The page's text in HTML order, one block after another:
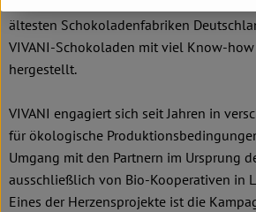
ältesten Schokoladenfabriken
VIVANI-Schokoladen mit viel Know-
hergestellt.
VIVANI engagiert sich seit Jahren in
für ökologische
Umgang mit den Partnern im Ursprung
ausschließlich von Bio-Kooperativen in
Eines der Herzensprojekte ist die